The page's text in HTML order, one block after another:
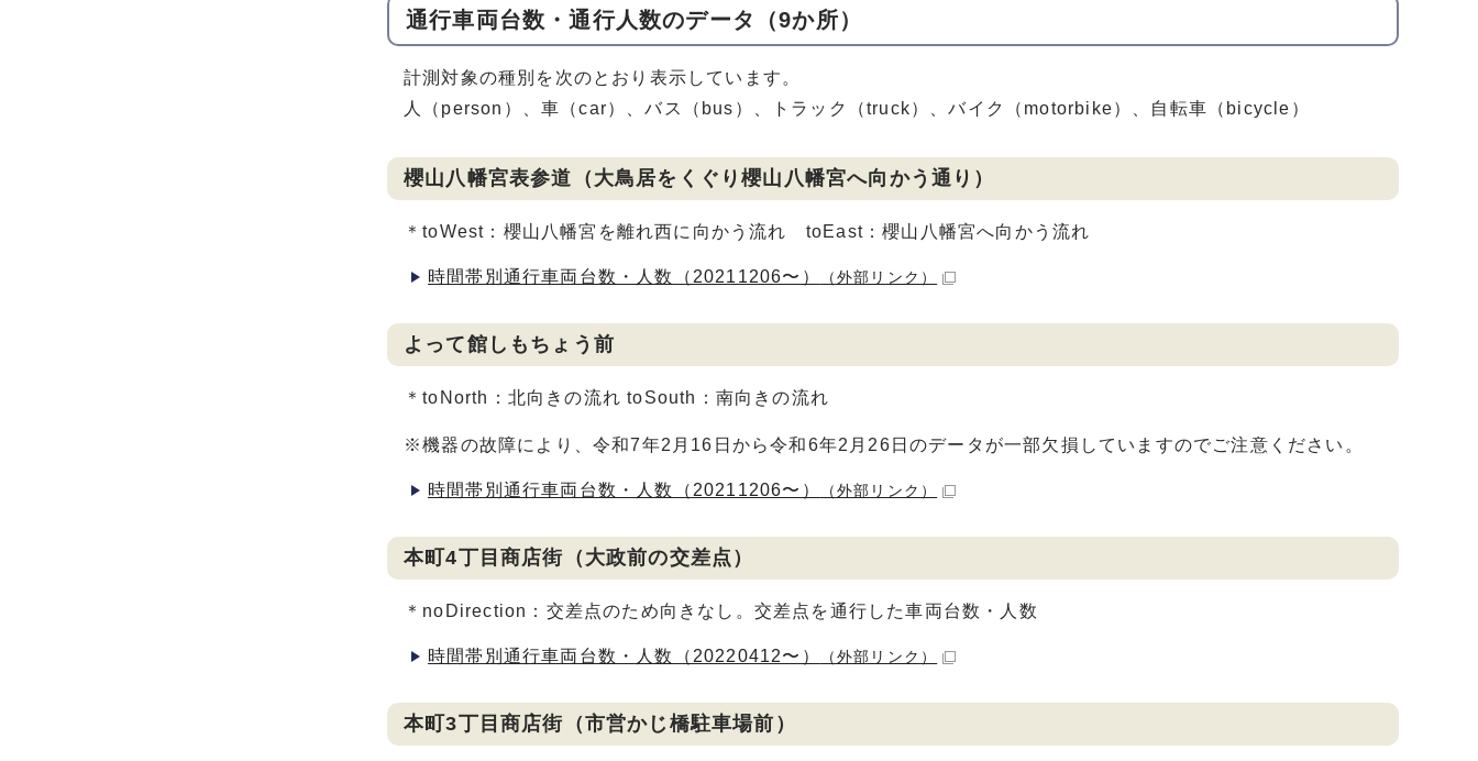
通行車両台数・通行人数のデータ（9か所）
計測対象の種別を次のとおり表示しています。
人（person）、車（car）、バス（bus）、トラック（truck）、バイク（motorbike）、自転車（bicycle）
櫻山八幡宮表参道（大鳥居をくぐり櫻山八幡宮へ向かう通り）
＊toWest：櫻山八幡宮を離れ西に向かう流れ toEast：櫻山八幡宮へ向かう流れ
時間帯別通行車両台数・人数（20211206〜） （外部リンク）
よって館しもちょう前
＊toNorth：北向きの流れ toSouth：南向きの流れ
※機器の故障により、令和7年2月16日から令和6年2月26日のデータが一部欠損していますのでご注意ください。
時間帯別通行車両台数・人数（20211206〜） （外部リンク）
本町4丁目商店街（大政前の交差点）
＊noDirection：交差点のため向きなし。交差点を通行した車両台数・人数
時間帯別通行車両台数・人数（20220412〜） （外部リンク）
本町3丁目商店街（市営かじ橋駐車場前）